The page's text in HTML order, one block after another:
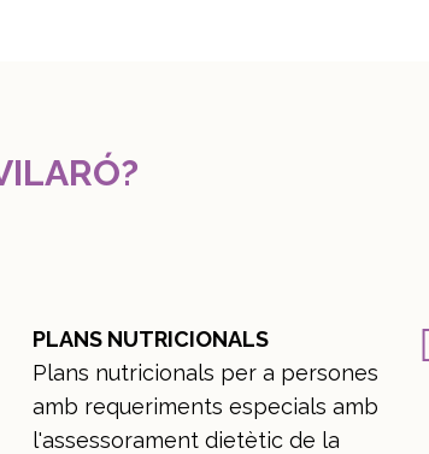
PLANS NUTRICIONALS
Plans nutricionals per a persones
amb requeriments especials amb
l'assessorament dietètic de la